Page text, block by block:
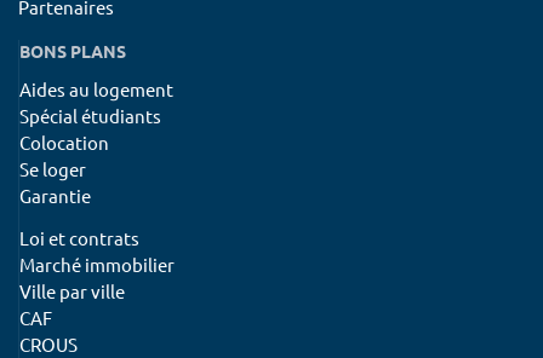
Partenaires
BONS PLANS
Aides au logement
Spécial étudiants
Colocation
Se loger
Garantie
Loi et contrats
Marché immobilier
Ville par ville
CAF
CROUS